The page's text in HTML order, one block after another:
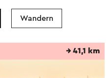
Wandern
→ 41,1 km